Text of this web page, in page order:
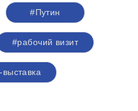
#Путин
#рабочий визит